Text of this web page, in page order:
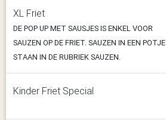
XL Friet
DE POP UP MET SAUSJES IS ENKEL VOOR
SAUZEN OP DE FRIET. SAUZEN IN EEN POTJE
STAAN IN DE RUBRIEK SAUZEN.
Kinder Friet Special